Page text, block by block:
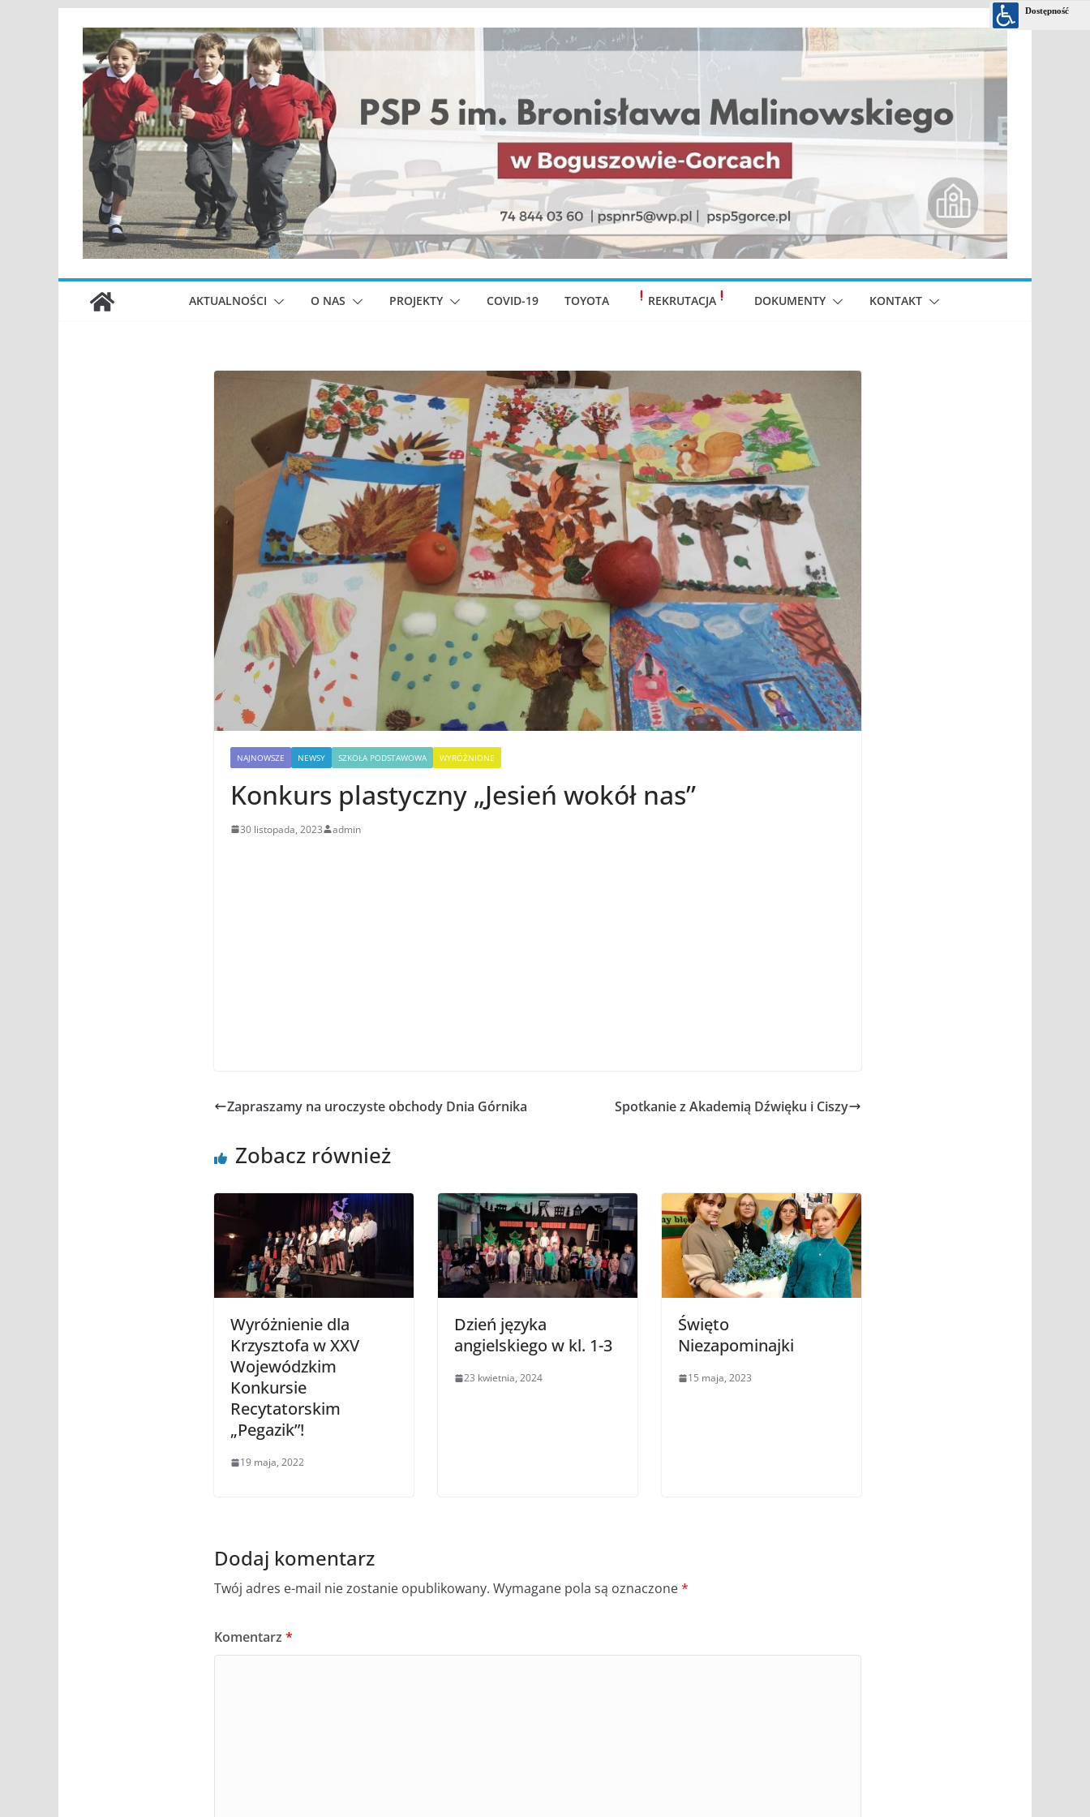
AKTUALNOŚCI O NAS PROJEKTY COVID-19 TOYOTA REKRUTACJA DOKUMENTY KONTAKT
NAJNOWSZE NEWSY SZKOŁA PODSTAWOWA WYRÓŻNIONE
Konkurs plastyczny „Jesień wokół nas”
30 listopada, 2023 admin
Zapraszamy na uroczyste obchody Dnia Górnika Spotkanie z Akademią Dźwięku i Ciszy
Zobacz również
Wyróżnienie dla
Krzysztofa w XXV
Wojewódzkim
Konkursie
Recytatorskim
„Pegazik”!
19 maja, 2022
Dzień języka
angielskiego w kl. 1-3
23 kwietnia, 2024
Święto
Niezapominajki
15 maja, 2023
Dodaj komentarz
Twój adres e-mail nie zostanie opublikowany. Wymagane pola są oznaczone*
Komentarz *